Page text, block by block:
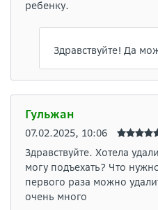
ребенку.
Здравствуйте! Да
Гульжан
07.02.2025, 10:06
Здравствуйте. Хотела
могу подъехать? Что
первого раза можно
очень много